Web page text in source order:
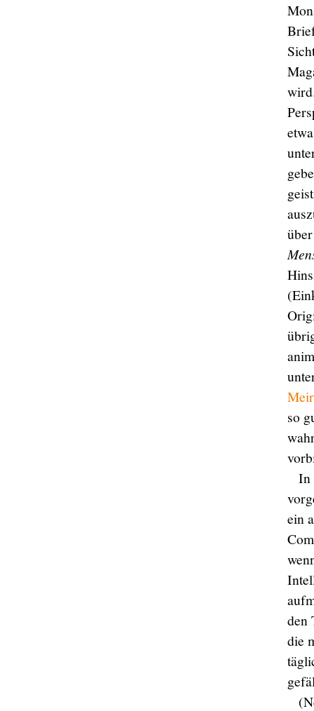
so
In
ein
den
die